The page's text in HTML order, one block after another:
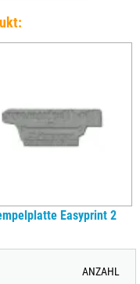
Easyprint 2
ANZAHL